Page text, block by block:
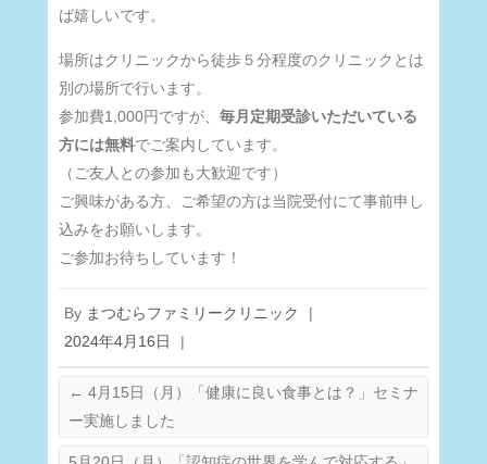
ば嬉しいです。
場所はクリニックから徒歩５分程度のクリニックとは
別の場所で行います。
参加費1,000円ですが、 毎月定期受診いただいている
方には無料でご案内しています。
（ご友人との参加も大歓迎です）
ご興味がある方、ご希望の方は当院受付にて事前申し
込みをお願いします。
ご参加お待ちしています！
By まつむらファミリークリニック
|
2024年4月16日
|
← 4月15日（月）「健康に良い食事とは？」セミナ
ー実施しました